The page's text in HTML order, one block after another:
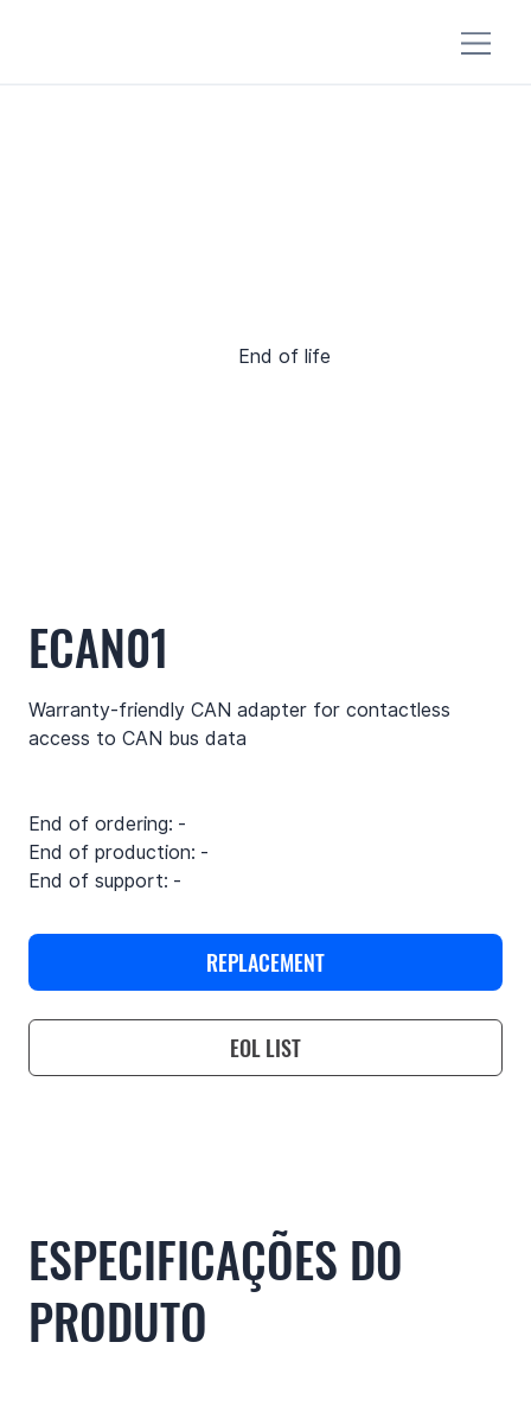
End of life
ECAN01
Warranty-friendly CAN adapter for contactless
access to CAN bus data
End of ordering: -
End of production: -
End of support: -
REPLACEMENT
EOL LIST
ESPECIFICAÇÕES DO
PRODUTO